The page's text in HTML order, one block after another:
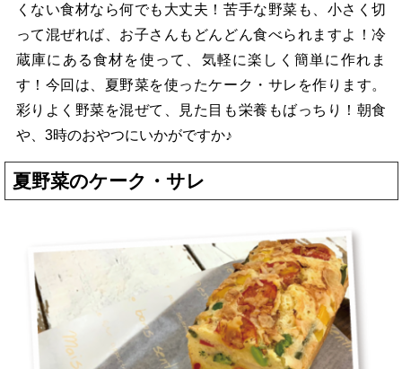
くない食材なら何でも大丈夫！苦手な野菜も、小さく切
って混ぜれば、お子さんもどんどん食べられますよ！冷
蔵庫にある食材を使って、気軽に楽しく簡単に作れま
す！今回は、夏野菜を使ったケーク・サレを作ります。
彩りよく野菜を混ぜて、見た目も栄養もばっちり！朝食
や、3時のおやつにいかがですか♪
夏野菜のケーク・サレ